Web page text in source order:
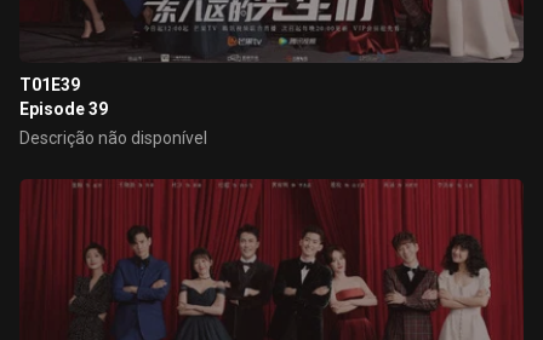
T01E39
Episode 39
Descrição não disponível